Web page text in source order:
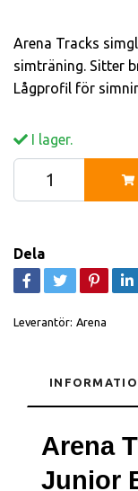
Arena Tracks
simträning. Sitter
Lågprofil för
I lager.
Dela
Leverantör: Arena
Arena
Junior